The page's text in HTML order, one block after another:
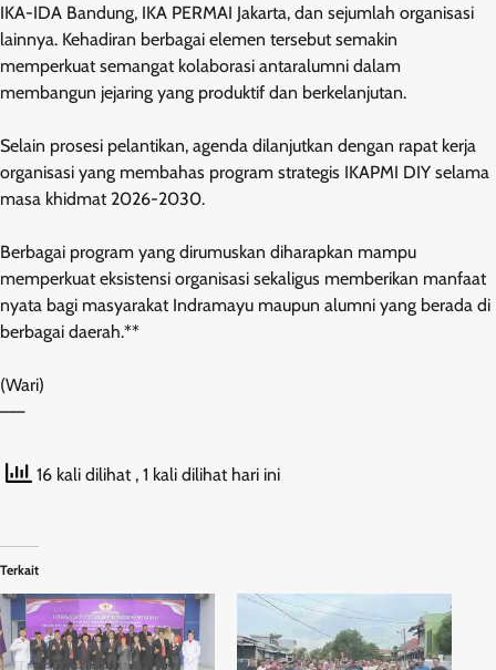
IKA-IDA Bandung, IKA PERMAI Jakarta, dan sejumlah organisasi
lainnya. Kehadiran berbagai elemen tersebut semakin
memperkuat semangat kolaborasi antaralumni dalam
membangun jejaring yang produktif dan berkelanjutan.
Selain prosesi pelantikan, agenda dilanjutkan dengan rapat kerja
organisasi yang membahas program strategis IKAPMI DIY selama
masa khidmat 2026-2030.
Berbagai program yang dirumuskan diharapkan mampu
memperkuat eksistensi organisasi sekaligus memberikan manfaat
nyata bagi masyarakat Indramayu maupun alumni yang berada di
berbagai daerah.**
(Wari)
——
16 kali dilihat , 1 kali dilihat hari ini
Terkait